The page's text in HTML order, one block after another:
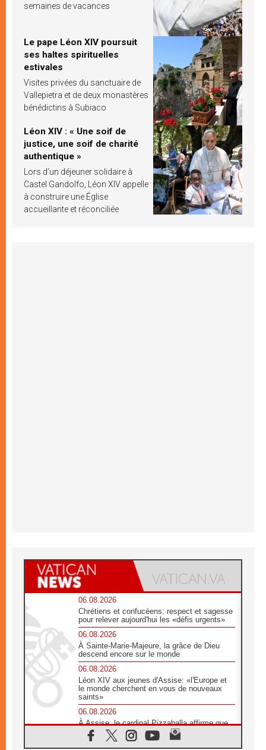
semaines de vacances
Le pape Léon XIV poursuit
ses haltes spirituelles
estivales
Visites privées du sanctuaire de
Vallepietra et de deux monastères
bénédictins à Subiaco
Léon XIV : « Une soif de
justice, une soif de charité
authentique »
Lors d’un déjeuner solidaire à
Castel Gandolfo, Léon XIV appelle
à construire une Église
accueillante et réconciliée
06.08.2026
Chrétiens et confucéens: respect et sagesse
pour relever aujourd'hui les «défis urgents»
06.08.2026
À Sainte-Marie-Majeure, la grâce de Dieu
descend encore sur le monde
06.08.2026
Léon XIV aux jeunes d'Assise: «l'Europe et
le monde cherchent en vous de nouveaux
saints»
06.08.2026
À Assise, le cardinal Pizzaballa affirme que
«les chrétiens veulent la paix»
06.08.2026